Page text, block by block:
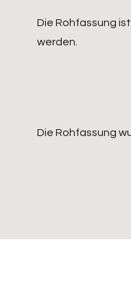
Die Rohfassung
werden.
Die Rohfassung